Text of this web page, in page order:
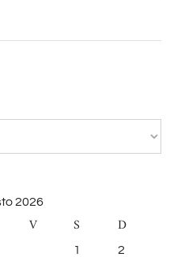
2026
V S D
1 2